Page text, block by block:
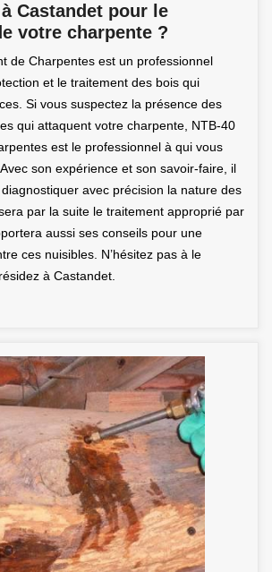
Castandet pour le
votre charpente ?
de Charpentes est un professionnel
et le traitement des bois qui
Si vous suspectez la présence des
qui attaquent votre charpente, NTB-40
est le professionnel à qui vous
son expérience et son savoir-faire, il
avec précision la nature des
par la suite le traitement approprié par
aussi ses conseils pour une
ces nuisibles. N’hésitez pas à le
à Castandet.